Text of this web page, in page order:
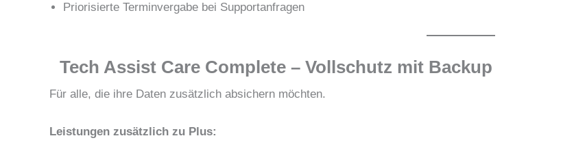
Priorisierte Terminvergabe bei Supportanfragen
Tech Assist Care Complete – Vollschutz mit Backup
Für alle, die ihre Daten zusätzlich absichern möchten.
Leistungen zusätzlich zu Plus: